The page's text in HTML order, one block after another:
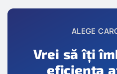
ALEGE
Vrei să îți
eficiența